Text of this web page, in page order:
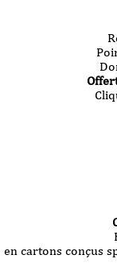
en cartons conçus